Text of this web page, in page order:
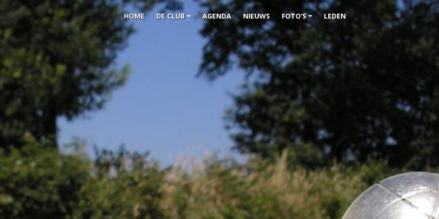
HOME
DE CLUB AGENDA
NIEUWS
+
FOTO’S LEDEN